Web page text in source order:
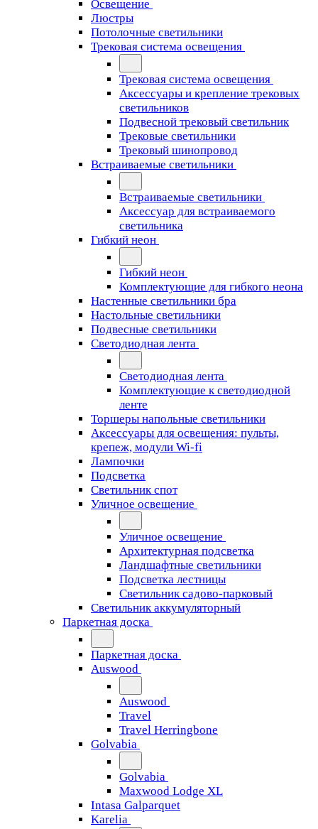
Освещение
Люстры
Потолочные светильники
Трековая система освещения
Трековая система освещения
Аксессуары и крепление трековых
светильников
Подвесной трековый светильник
Трековые светильники
Трековый шинопровод
Встраиваемые светильники
Встраиваемые светильники
Аксессуар для встраиваемого
светильника
Гибкий неон
Гибкий неон
Комплектующие для гибкого неона
Настенные светильники бра
Настольные светильники
Подвесные светильники
Светодиодная лента
Светодиодная лента
Комплектующие к светодиодной
ленте
Торшеры напольные светильники
Аксессуары для освещения: пульты,
крепеж, модули Wi-fi
Лампочки
Подсветка
Светильник спот
Уличное освещение
Уличное освещение
Архитектурная подсветка
Ландшафтные светильники
Подсветка лестницы
Светильник садово-парковый
Светильник аккумуляторный
Паркетная доска
Паркетная доска
Auswood
Auswood
Travel
Travel Herringbone
Golvabia
Golvabia
Maxwood Lodge XL
Intasa Galparquet
Karelia